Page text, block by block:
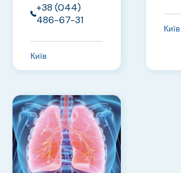
+38 (044)
486-67-31
Київ
Київ